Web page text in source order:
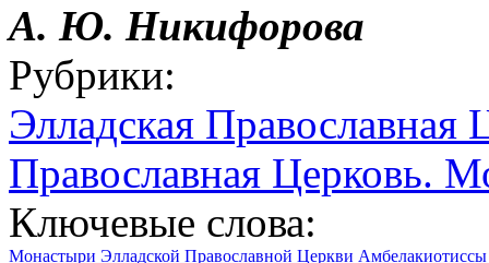
А. Ю. Никифорова
Рубрики:
Элладская Православная
Православная Церковь.
Ключевые слова:
Монастыри Элладской Православной Церкви